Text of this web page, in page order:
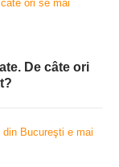
De câte ori